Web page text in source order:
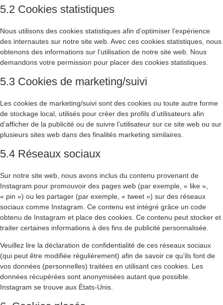
5.2 Cookies statistiques
Nous utilisons des cookies statistiques afin d’optimiser l’expérience
des internautes sur notre site web. Avec ces cookies statistiques, nous
obtenons des informations sur l’utilisation de notre site web. Nous
demandons votre permission pour placer des cookies statistiques.
5.3 Cookies de marketing/suivi
Les cookies de marketing/suivi sont des cookies ou toute autre forme
de stockage local, utilisés pour créer des profils d’utilisateurs afin
d’afficher de la publicité ou de suivre l’utilisateur sur ce site web ou sur
plusieurs sites web dans des finalités marketing similaires.
5.4 Réseaux sociaux
Sur notre site web, nous avons inclus du contenu provenant de
Instagram pour promouvoir des pages web (par exemple, « like »,
« pin ») ou les partager (par exemple, « tweet ») sur des réseaux
sociaux comme Instagram. Ce contenu est intégré grâce un code
obtenu de Instagram et place des cookies. Ce contenu peut stocker et
traiter certaines informations à des fins de publicité personnalisée.
Veuillez lire la déclaration de confidentialité de ces réseaux sociaux
(qui peut être modifiée régulièrement) afin de savoir ce qu’ils font de
vos données (personnelles) traitées en utilisant ces cookies. Les
données récupérées sont anonymisées autant que possible.
Instagram se trouve aux États-Unis.